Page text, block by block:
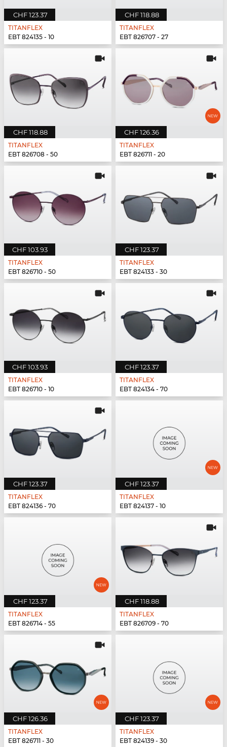
CHF 123.37
TITANFLEX
EBT 824135 - 10
CHF 118.88
TITANFLEX
EBT 826707 - 27
CHF 118.88
TITANFLEX
EBT 826708 - 50
CHF 126.36
TITANFLEX
EBT 826711 - 20
CHF 103.93
TITANFLEX
EBT 826710 - 50
CHF 123.37
TITANFLEX
EBT 824133 - 30
CHF 103.93
TITANFLEX
EBT 826710 - 10
CHF 123.37
TITANFLEX
EBT 824134 - 70
CHF 123.37
TITANFLEX
EBT 824136 - 70
CHF 123.37
TITANFLEX
EBT 824137 - 10
CHF 123.37
TITANFLEX
EBT 826714 - 55
CHF 118.88
TITANFLEX
EBT 826709 - 70
CHF 126.36
TITANFLEX
EBT 826711 - 30
CHF 123.37
TITANFLEX
EBT 824139 - 30